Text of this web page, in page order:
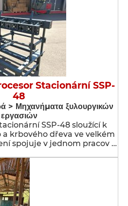
Stacionární SSP-
48
Μηχανήματα ξυλουργικών
εργασιών
SSP-48 sloužící k
krbového dřeva ve velkém
spojuje v jednom pracov …